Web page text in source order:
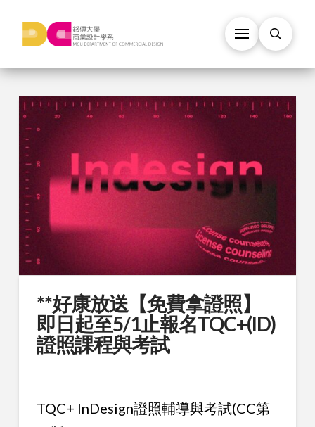
**好康放送【免費拿證照】
即日起至5/1止報名TQC+(ID)
證照課程與考試
TQC+ InDesign證照輔導與考試(CC第